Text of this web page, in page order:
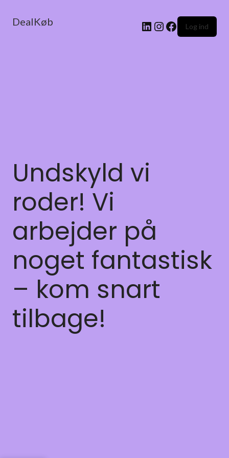
DealKøb Log ind
Undskyld vi
roder! Vi
arbejder på
noget fantastisk
– kom snart
tilbage!